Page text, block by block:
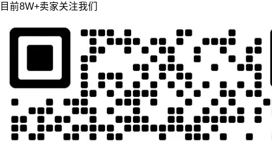
目前8W+卖家关注我们